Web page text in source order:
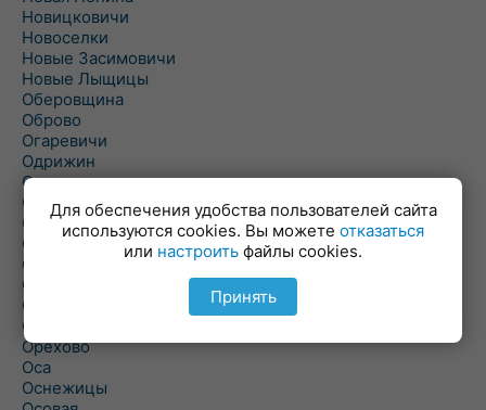
Новицковичи
Новоселки
Новые Засимовичи
Новые Лыщицы
Оберовщина
Оброво
Огаревичи
Одрижин
Оздамичи
Озяты
Олтуш
Ольманы
Ольпень
Ольшаны
Омельная
Ополь
Орехово
Оса
Оснежицы
Для обеспечения удобства пользователей сайта
используются cookies. Вы можете отказаться
или настроить файлы cookies.
Принять